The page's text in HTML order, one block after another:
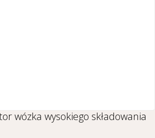
wózka wysokiego składowania